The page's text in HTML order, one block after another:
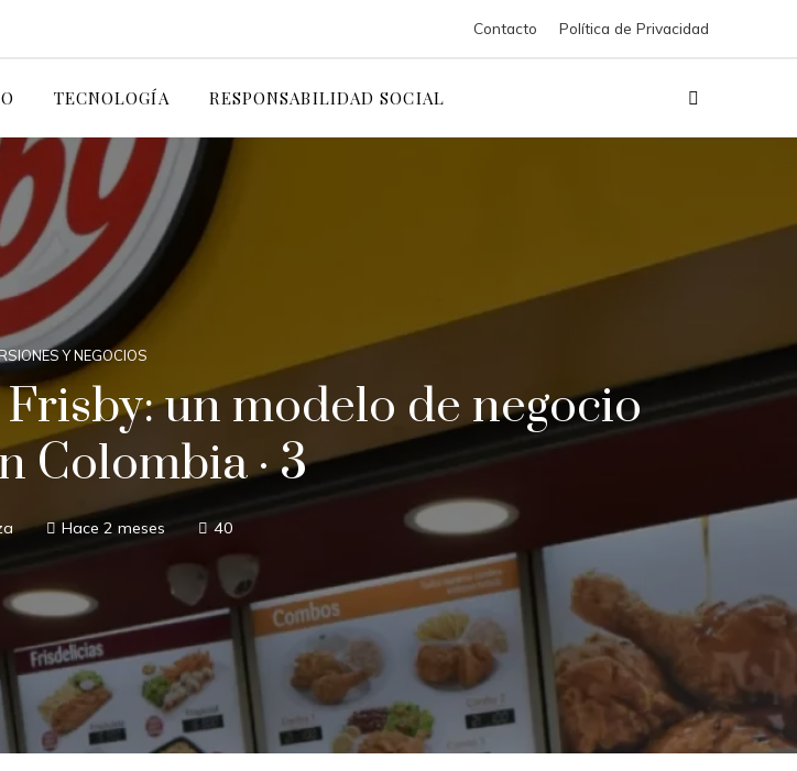
Contacto Política de Privacidad
TECNOLOGÍA RESPONSABILIDAD SOCIAL
Y NEGOCIOS
un modelo de negocio
Colombia · 3
Hace 2 meses 40